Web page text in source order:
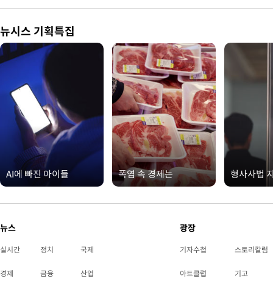
뉴시스 기획특집
AI에 빠진 아이들 폭염 속 경제는 형사사법
뉴스
실시간 정치 국제
경제 금융 산업
광장
기자수첩 스토리칼럼
아트클럽 기고